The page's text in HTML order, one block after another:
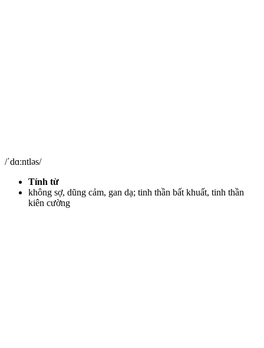
/ˈdɑːntləs/
Tính từ
không sợ, dũng cảm, gan dạ; tinh thần bất khuất, tinh thần
kiên cường